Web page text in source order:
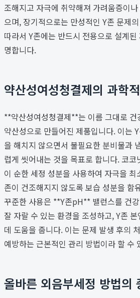
조해지고 자극에 취약해져 가려움증이
으며, 장기적으로는 만성적인 Y존 문제
따라서 Y존에는 반드시 전용으로 설계
명합니다.
약산성여성청결제의 과학
**약산성여성청결제**는 이름 그대로
약산성으로 만들어진 제품입니다. 이는
을 해치지 않으면서 불필요한 분비물과
럽게 씻어내는 것을 목표로 합니다. 코
이 순한 세정 성분을 사용하여 자극을
존이 건조해지지 않도록 보습 성분을 함
꾸준한 사용은 **Y존pH** 밸런스를 건
잘 자랄 수 있는 환경을 조성하고, Y존
데 도움을 줍니다. 이는 문제 발생 후의
예방하는 근본적인 관리 방법이라 할 수
올바른 외음부세정 방법의